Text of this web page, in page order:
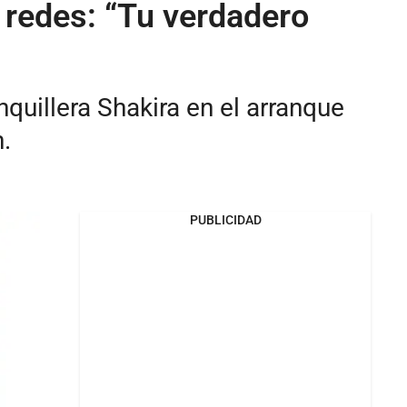
“Tu verdadero
Shakira en el arranque
PUBLICIDAD